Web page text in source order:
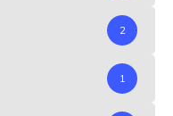
2
1